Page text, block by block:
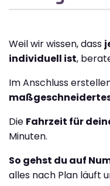
Weil wir wissen, dass
individuell ist,
Im Anschluss
Die Fahrzeit für
Minuten.
So gehst du auf
alles nach Plan läuft